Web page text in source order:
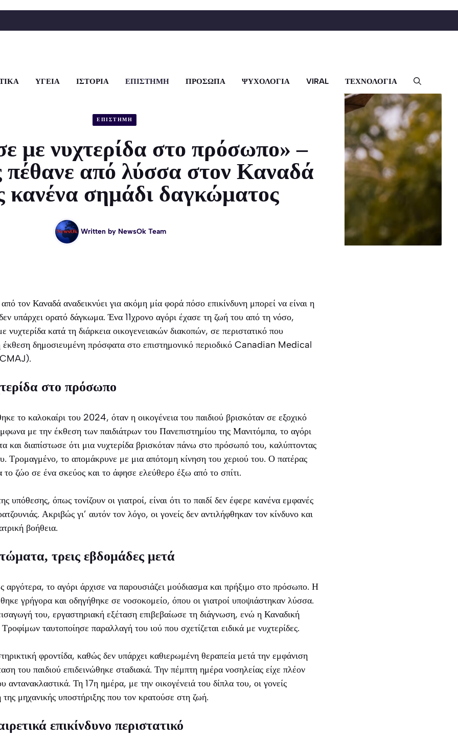
ΥΓΕΙΑ ΙΣΤΟΡΙΑ ΕΠΙΣΤΗΜΗ ΠΡΟΣΩΠΑ ΨΥΧΟΛΟΓΙΑ VIRAL ΤΕΧΝΟΛΟΓΙΑ
ΕΠΙΣΤΗΜΗ
με νυχτερίδα στο πρόσωπο» –
πέθανε από λύσσα στον Καναδά
κανένα σημάδι δαγκώματος
Written by NewsOk Team
τον Καναδά αναδεικνύει για ακόμη μία φορά πόσο επικίνδυνη μπορεί να είναι η
υπάρχει ορατό δάγκωμα. Ένα 11χρονο αγόρι έχασε τη ζωή του από τη νόσο,
κατά τη διάρκεια οικογενειακών διακοπών, σε περιστατικό που
έκθεση δημοσιευμένη πρόσφατα στο επιστημονικό περιοδικό Canadian Medical
στο πρόσωπο
το καλοκαίρι του 2024, όταν η οικογένεια του παιδιού βρισκόταν σε εξοχικό
με την έκθεση των παιδιάτρων του Πανεπιστημίου της Μανιτόμπα, το αγόρι
και διαπίστωσε ότι μια νυχτερίδα βρισκόταν πάνω στο πρόσωπό του, καλύπτοντας
Τρομαγμένο, το απομάκρυνε με μια απότομη κίνηση του χεριού του. Ο πατέρας
το ζώο σε ένα σκεύος και το άφησε ελεύθερο έξω από το σπίτι.
υπόθεσης, όπως τονίζουν οι γιατροί, είναι ότι το παιδί δεν έφερε κανένα εμφανές
Ακριβώς γι’ αυτόν τον λόγο, οι γονείς δεν αντιλήφθηκαν τον κίνδυνο και
βοήθεια.
τρεις εβδομάδες μετά
αργότερα, το αγόρι άρχισε να παρουσιάζει μούδιασμα και πρήξιμο στο πρόσωπο. Η
γρήγορα και οδηγήθηκε σε νοσοκομείο, όπου οι γιατροί υποψιάστηκαν λύσσα.
του, εργαστηριακή εξέταση επιβεβαίωσε τη διάγνωση, ενώ η Καναδική
ταυτοποίησε παραλλαγή του ιού που σχετίζεται ειδικά με νυχτερίδες.
φροντίδα, καθώς δεν υπάρχει καθιερωμένη θεραπεία μετά την εμφάνιση
του παιδιού επιδεινώθηκε σταδιακά. Την πέμπτη ημέρα νοσηλείας είχε πλέον
αντανακλαστικά. Τη 17η ημέρα, με την οικογένειά του δίπλα του, οι γονείς
μηχανικής υποστήριξης που τον κρατούσε στη ζωή.
επικίνδυνο περιστατικό